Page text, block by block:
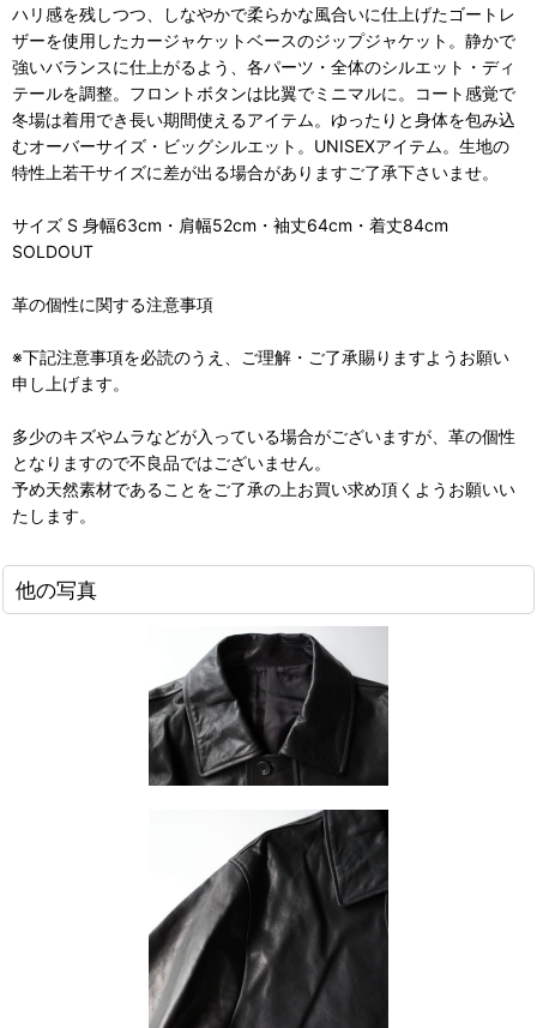
ハリ感を残しつつ、しなやかで柔らかな風合いに仕上げたゴートレ
ザーを使用したカージャケットベースのジップジャケット。静かで
強いバランスに仕上がるよう、各パーツ・全体のシルエット・ディ
テールを調整。フロントボタンは比翼でミニマルに。コート感覚で
冬場は着用でき長い期間使えるアイテム。ゆったりと身体を包み込
むオーバーサイズ・ビッグシルエット。UNISEXアイテム。生地の
特性上若干サイズに差が出る場合がありますご了承下さいませ。
サイズ S 身幅63cm・肩幅52cm・袖丈64cm・着丈84cm
SOLDOUT
革の個性に関する注意事項
※下記注意事項を必読のうえ、ご理解・ご了承賜りますようお願い
申し上げます。
多少のキズやムラなどが入っている場合がございますが、革の個性
となりますので不良品ではございません。
予め天然素材であることをご了承の上お買い求め頂くようお願いい
たします。
他の写真